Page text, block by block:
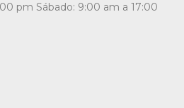
pm Sábado: 9:00 am a 17:00